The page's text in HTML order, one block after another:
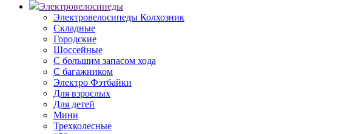
Электровелосипеды
Электровелосипеды Колхозник
Складные
Городские
Шоссейные
С большим запасом хода
С багажником
Электро Фэтбайки
Для взрослых
Для детей
Мини
Трехколесные